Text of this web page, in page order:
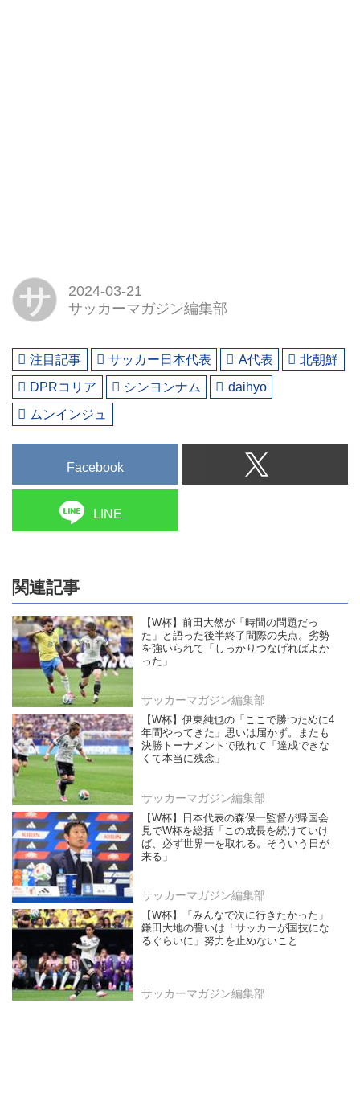
サ
2024-03-21
サッカーマガジン編集部
注目記事 サッカー日本代表 A代表
北朝鮮
DPRコリア
シンヨンナム
daihyo
ムンインジュ
Facebook
LINE
関連記事
【W杯】前田大然が「時間の問題だっ
た」と語った後半終了間際の失点。劣勢
を強いられて「しっかりつなげればよか
った」
サッカーマガジン編集部
【W杯】伊東純也の「ここで勝つために4
年間やってきた」思いは届かず。またも
決勝トーナメントで敗れて「達成できな
くて本当に残念」
サッカーマガジン編集部
【W杯】日本代表の森保一監督が帰国会
見でW杯を総括「この成長を続けていけ
ば、必ず世界一を取れる。そういう日が
来る」
サッカーマガジン編集部
【W杯】「みんなで次に行きたかった」
鎌田大地の誓いは「サッカーが国技にな
るぐらいに」努力を止めないこと
サッカーマガジン編集部